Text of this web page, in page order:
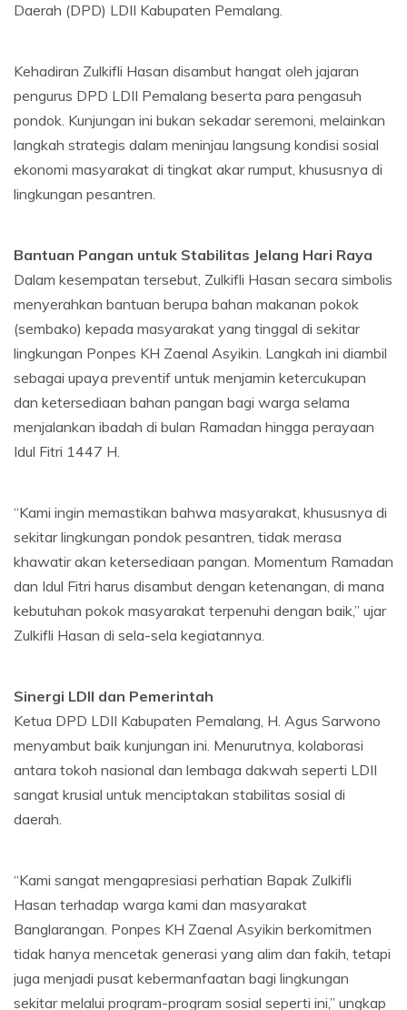
Daerah (DPD) LDII Kabupaten Pemalang.
Kehadiran Zulkifli Hasan disambut hangat oleh jajaran
pengurus DPD LDII Pemalang beserta para pengasuh
pondok. Kunjungan ini bukan sekadar seremoni, melainkan
langkah strategis dalam meninjau langsung kondisi sosial
ekonomi masyarakat di tingkat akar rumput, khususnya di
lingkungan pesantren.
Bantuan Pangan untuk Stabilitas Jelang Hari Raya
Dalam kesempatan tersebut, Zulkifli Hasan secara simbolis
menyerahkan bantuan berupa bahan makanan pokok
(sembako) kepada masyarakat yang tinggal di sekitar
lingkungan Ponpes KH Zaenal Asyikin. Langkah ini diambil
sebagai upaya preventif untuk menjamin ketercukupan
dan ketersediaan bahan pangan bagi warga selama
menjalankan ibadah di bulan Ramadan hingga perayaan
Idul Fitri 1447 H.
“Kami ingin memastikan bahwa masyarakat, khususnya di
sekitar lingkungan pondok pesantren, tidak merasa
khawatir akan ketersediaan pangan. Momentum Ramadan
dan Idul Fitri harus disambut dengan ketenangan, di mana
kebutuhan pokok masyarakat terpenuhi dengan baik,” ujar
Zulkifli Hasan di sela-sela kegiatannya.
Sinergi LDII dan Pemerintah
Ketua DPD LDII Kabupaten Pemalang, H. Agus Sarwono
menyambut baik kunjungan ini. Menurutnya, kolaborasi
antara tokoh nasional dan lembaga dakwah seperti LDII
sangat krusial untuk menciptakan stabilitas sosial di
daerah.
“Kami sangat mengapresiasi perhatian Bapak Zulkifli
Hasan terhadap warga kami dan masyarakat
Banglarangan. Ponpes KH Zaenal Asyikin berkomitmen
tidak hanya mencetak generasi yang alim dan fakih, tetapi
juga menjadi pusat kebermanfaatan bagi lingkungan
sekitar melalui program-program sosial seperti ini,” ungkap